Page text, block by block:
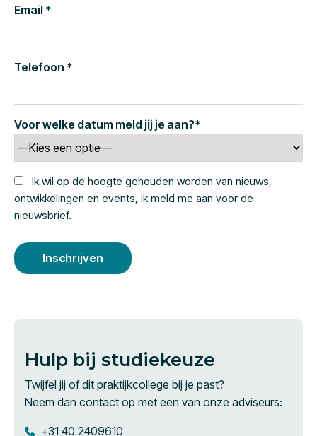
Email *
Telefoon *
Voor welke datum meld jij je aan?*
Ik wil op de hoogte gehouden worden van nieuws,
ontwikkelingen en events, ik meld me aan voor de
nieuwsbrief.
Hulp bij studiekeuze
Twijfel jij of dit praktijkcollege bij je past?
Neem dan contact op met een van onze adviseurs:
+31 40 2409610